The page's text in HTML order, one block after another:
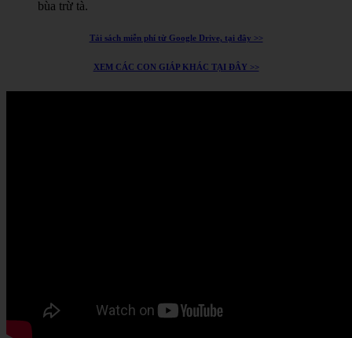
bùa trừ tà.
Tải sách miễn phí từ Google Drive, tại đây >>
XEM CÁC CON GIÁP KHÁC TẠI ĐÂY >>